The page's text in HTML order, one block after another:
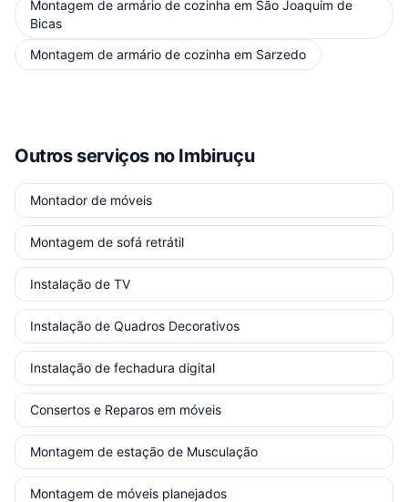
Montagem de armário de cozinha em São Joaquim de
Bicas
Montagem de armário de cozinha em Sarzedo
Outros serviços no Imbiruçu
Montador de móveis
Montagem de sofá retrátil
Instalação de TV
Instalação de Quadros Decorativos
Instalação de fechadura digital
Consertos e Reparos em móveis
Montagem de estação de Musculação
Montagem de móveis planejados